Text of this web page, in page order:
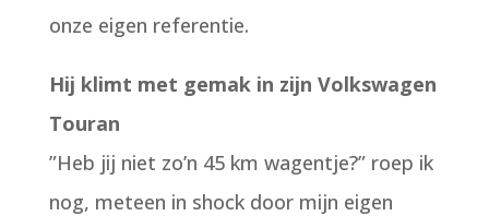
onze eigen referentie.
Hij klimt met gemak in zijn Volkswagen
Touran
”Heb jij niet zo’n 45 km wagentje?” roep ik
nog, meteen in shock door mijn eigen